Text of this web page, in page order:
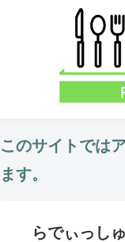
このサイトでは
ます。
らでぃっし